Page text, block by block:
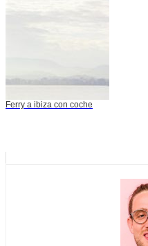
Ferry a ibiza con coche